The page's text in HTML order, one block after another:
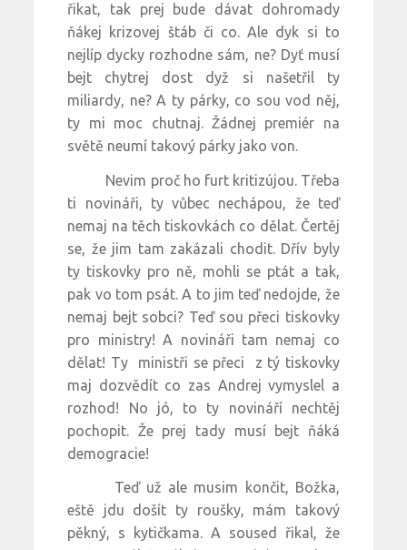
řikat, tak prej bude dávat dohromady
ňákej krizovej štáb či co. Ale dyk si to
nejlíp dycky rozhodne sám, ne? Dyť musí
bejt chytrej dost dyž si našetřil ty
miliardy, ne? A ty párky, co sou vod něj,
ty mi moc chutnaj. Žádnej premiér na
světě neumí takový párky jako von.
Nevim proč ho furt kritizújou. Třeba
ti novináři, ty vůbec nechápou, že teď
nemaj na těch tiskovkách co dělat. Čertěj
se, že jim tam zakázali chodit. Dřív byly
ty tiskovky pro ně, mohli se ptát a tak,
pak vo tom psát. A to jim teď nedojde, že
nemaj bejt sobci? Teď sou přeci tiskovky
pro ministry! A novináři tam nemaj co
dělat! Ty ministři se přeci z tý tiskovky
maj dozvědít co zas Andrej vymyslel a
rozhod! No jó, to ty novináří nechtěj
pochopit. Že prej tady musí bejt ňáká
demogracie!
Teď už ale musim končit, Božka,
eště jdu došít ty roušky, mám takový
pěkný, s kytičkama. A soused řikal, že